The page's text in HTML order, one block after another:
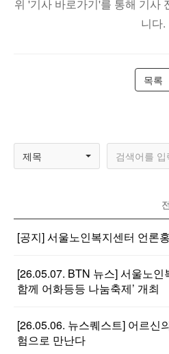
위 '기사 바로가기'를 통해 기사
니다.
목록
제목
[공지] 서울노인복지센터 언론
[26.05.07. BTN 뉴스] 서울노인
함께 어화등등 나눔축제’ 개최
[26.05.06. 뉴스퀘스트] 어르신
험으로 만난다